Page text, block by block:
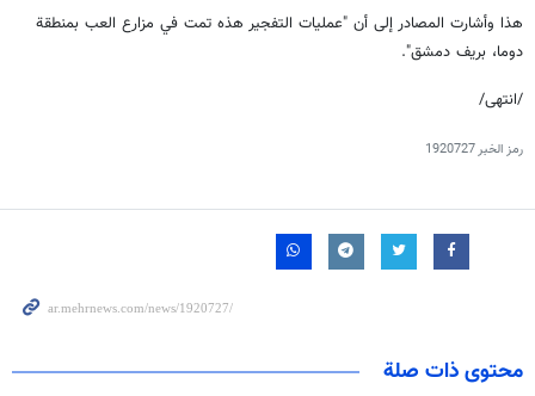
هذا وأشارت المصادر إلى أن "عمليات التفجير هذه تمت في مزارع العب بمنطقة
دوما، بريف دمشق".
/انتهى/
رمز الخبر1920727
محتوى ذات صلة